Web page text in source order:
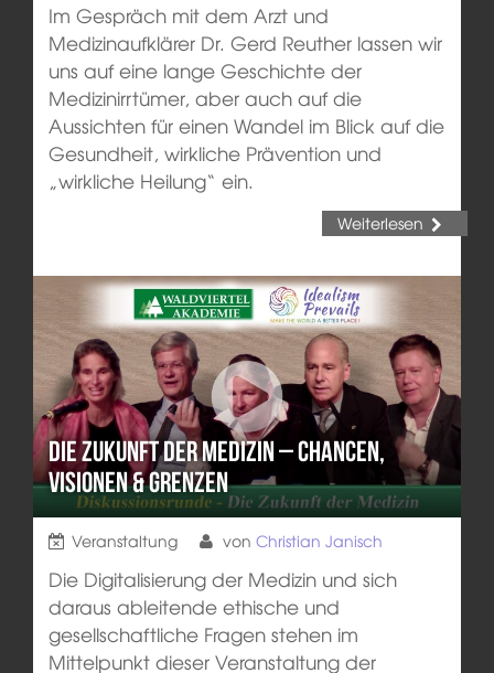
Im Gespräch mit dem Arzt und
Medizinaufklärer Dr. Gerd Reuther lassen wir
uns auf eine lange Geschichte der
Medizinirrtümer, aber auch auf die
Aussichten für einen Wandel im Blick auf die
Gesundheit, wirkliche Prävention und
„wirkliche Heilung“ ein.
Weiterlesen
Die Zukunft der Medizin – Chancen,
Visionen & Grenzen
Veranstaltung von Christian Janisch
Die Digitalisierung der Medizin und sich
daraus ableitende ethische und
gesellschaftliche Fragen stehen im
Mittelpunkt dieser Veranstaltung der